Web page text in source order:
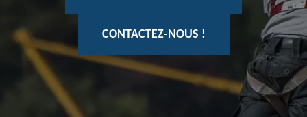
CONTACTEZ-NOUS !